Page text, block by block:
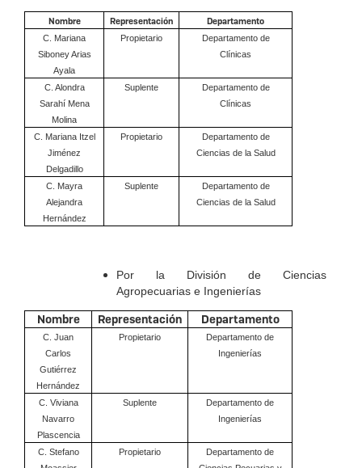
Nombre Representación Departamento
C. Mariana
Siboney Arias
Ayala
Propietario
Departamento de
Clínicas
C. Alondra
Sarahí Mena
Molina
Suplente
Departamento de
Clínicas
C. Mariana Itzel
Jiménez
Delgadillo
Propietario
Departamento de
Ciencias de la Salud
C. Mayra
Alejandra
Hernández
Suplente
Departamento de
Ciencias de la Salud
Por la División de Ciencias
Agropecuarias e Ingenierías
Nombre Representación Departamento
C. Juan
Carlos
Gutiérrez
Hernández
Propietario
Departamento de
Ingenierías
C. Viviana
Navarro
Plascencia
Suplente
Departamento de
Ingenierías
C. Stefano
Propietario
Departamento de